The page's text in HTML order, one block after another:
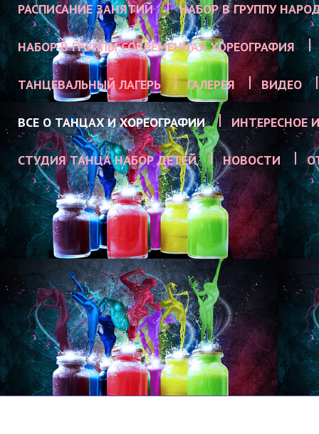
РАСПИСАНИЕ ЗАНЯТИЙ НАБОР В ГРУППУ
НАБОР В ГРУППЫ СОВРЕМЕННАЯ ХОРЕОГРАФИЯ
ТАНЦЕВАЛЬНЫЙ ЛАГЕРЬ ГАЛЕРЕЯ ВИДЕО
ВСЕ О ТАНЦАХ И ХОРЕОГРАФИИ ИНТЕРЕСНОЕ
СТУДИЯ ТАНЦА НАБОР ДЕТЕЙ НОВОСТИ